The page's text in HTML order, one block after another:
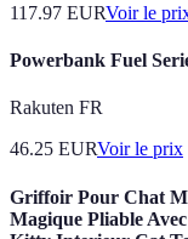
117.97 EURVoir le
Powerbank Fuel
Rakuten FR
46.25 EURVoir le prix
Griffoir Pour Chat
Magique Pliable